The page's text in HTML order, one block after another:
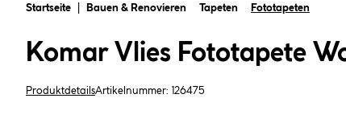
Startseite Bauen & Renovieren Tapeten Fototapeten
Komar Vlies Fototapete
ProduktdetailsArtikelnummer: 126475